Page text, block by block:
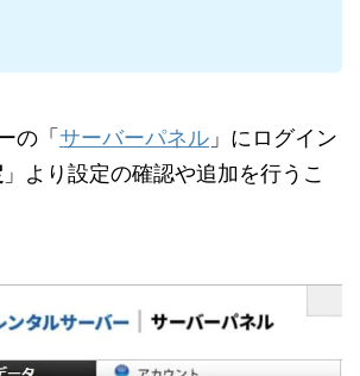
の「 サーバーパネル 」にログイン
」より設定の確認や追加を行うこ